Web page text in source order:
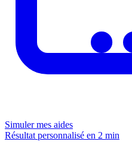
Simuler mes aides
Résultat personnalisé en 2 min